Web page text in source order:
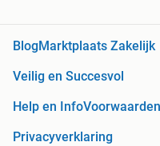
BlogMarktplaats Zakelijk
Veilig en Succesvol
Help en InfoVoorwaarden
Privacyverklaring